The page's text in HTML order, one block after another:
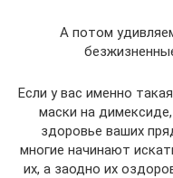
А потом
Если у вас именно
маски на
здоровье ваших
многие начинают
их, а заодно их